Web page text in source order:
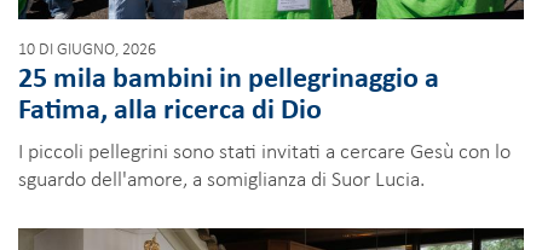
10 DI GIUGNO, 2026
25 mila bambini in pellegrinaggio a
Fatima, alla ricerca di Dio
I piccoli pellegrini sono stati invitati a cercare Gesù con lo
sguardo dell'amore, a somiglianza di Suor Lucia.